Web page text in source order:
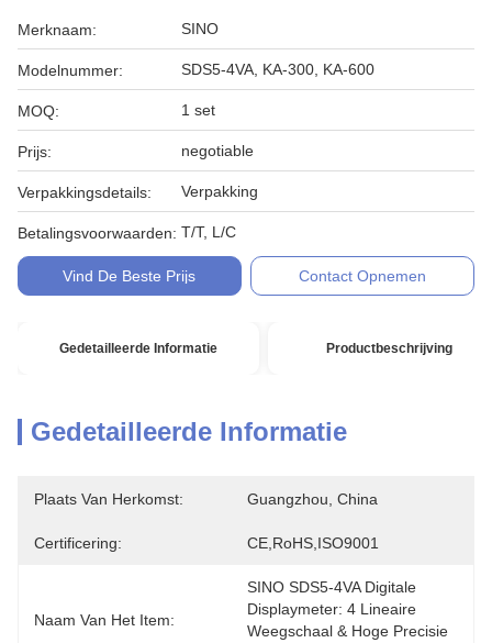
Merknaam: SINO
Modelnummer: SDS5-4VA, KA-300, KA-600
MOQ: 1 set
Prijs: negotiable
Verpakkingsdetails: Verpakking
Betalingsvoorwaarden: T/T, L/C
Vind De Beste Prijs Contact Opnemen
Gedetailleerde Informatie Productbeschrijving
Gedetailleerde Informatie
Plaats Van Herkomst: Guangzhou, China
Certificering: CE,RoHS,ISO9001
Naam Van Het Item:
SINO SDS5-4VA Digitale
Displaymeter: 4 Lineaire
Weegschaal & Hoge Precisie